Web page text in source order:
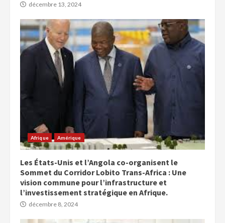
décembre 13, 2024
Afrique Amérique
Les États-Unis et l’Angola co-organisent le
Sommet du Corridor Lobito Trans-Africa : Une
vision commune pour l’infrastructure et
l’investissement stratégique en Afrique.
décembre 8, 2024